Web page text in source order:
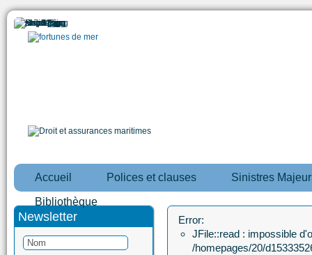
Accueil Polices et clauses Sinistres
Bibliothèque
Newsletter
Error:
JFile::read : impossible
/homepages/20/